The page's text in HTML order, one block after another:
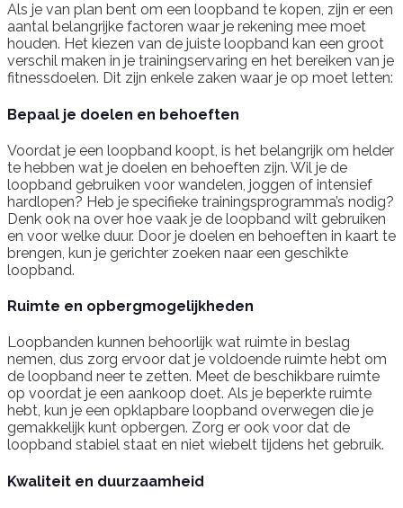
Als je van plan bent om een loopband te kopen, zijn er een
aantal belangrijke factoren waar je rekening mee moet
houden. Het kiezen van de juiste loopband kan een groot
verschil maken in je trainingservaring en het bereiken van je
fitnessdoelen. Dit zijn enkele zaken waar je op moet letten:
Bepaal je doelen en behoeften
Voordat je een loopband koopt, is het belangrijk om helder
te hebben wat je doelen en behoeften zijn. Wil je de
loopband gebruiken voor wandelen, joggen of intensief
hardlopen? Heb je specifieke trainingsprogramma’s nodig?
Denk ook na over hoe vaak je de loopband wilt gebruiken
en voor welke duur. Door je doelen en behoeften in kaart te
brengen, kun je gerichter zoeken naar een geschikte
loopband.
Ruimte en opbergmogelijkheden
Loopbanden kunnen behoorlijk wat ruimte in beslag
nemen, dus zorg ervoor dat je voldoende ruimte hebt om
de loopband neer te zetten. Meet de beschikbare ruimte
op voordat je een aankoop doet. Als je beperkte ruimte
hebt, kun je een opklapbare loopband overwegen die je
gemakkelijk kunt opbergen. Zorg er ook voor dat de
loopband stabiel staat en niet wiebelt tijdens het gebruik.
Kwaliteit en duurzaamheid